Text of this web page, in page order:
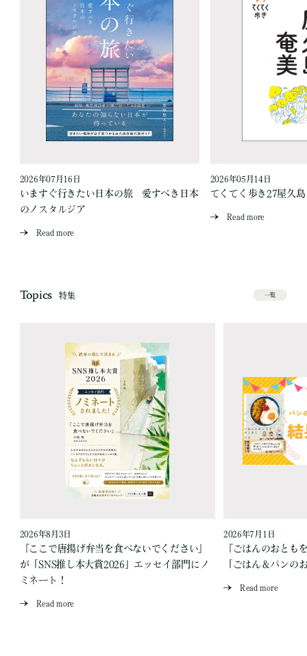
2026年07月16日
いますぐ行きたい日本の旅 愛すべき日本
のノスタルジア
Read more
2026年05月14日
てくてく歩き27屋久
Read more
Topics 特集 一覧
2026年8月3日
『ここで唐揚げ弁当を食べないでください』
が「SNS推し本大賞2026」エッセイ部門にノ
ミネート！
Read more
2026年7月1日
『ごはんのおとも
「ごはん＆パンの
Read more